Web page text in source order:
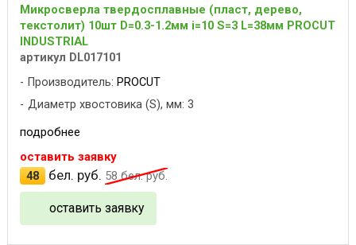
Микросверла твердосплавные (пласт, дерево,
текстолит) 10шт D=0.3-1.2мм i=10 S=3 L=38мм PROCUT
INDUSTRIAL
артикул DL017101
Производитель: PROCUT
Диаметр хвостовика (S), мм: 3
подробнее
оставить заявку
48
бел. руб. 58 бел. руб.
оставить заявку